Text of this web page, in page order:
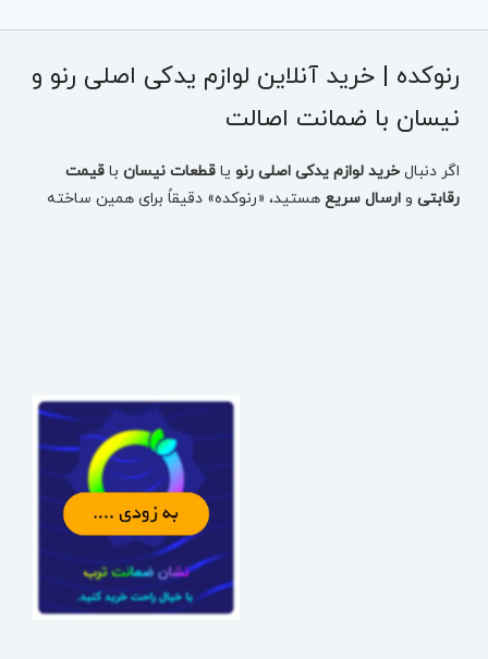
رنوکده | خرید آنلاین لوازم یدکی اصلی رنو و
نیسان با ضمانت اصالت
اگر دنبالخرید لوازم یدکی اصلی رنو یاقطعات نیسان باقیمت
رقابتی وارسال سریع هستید، «رنوکده» دقیقاً برای همین ساخته
خرید لوازم یدکی رنو بر اساس مدل خودرو (سریع و دقیق)
برای اینکه انتخاب قطعه اشتباه نشود، می‌توانید از همان ابتدا مدل
خودرو را انتخاب کنید و دقیقاً به قطعات همان خودرو برسید: